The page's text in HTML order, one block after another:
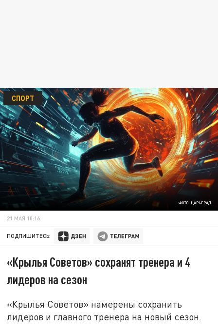
ФОТО: ЦАРЬГРАД
СПОРТ
21 МАЯ 10:16
ПОДПИШИТЕСЬ:
«Крылья Советов» сохранят тренера и 4
лидеров на сезон
«Крылья Советов» намерены сохранить
лидеров и главного тренера на новый сезон.